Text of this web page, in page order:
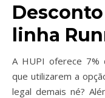
linha
A HUPI oferece 7%
que utilizarem a
legal demais né?